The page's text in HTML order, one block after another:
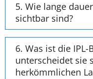
5. Wie lange
sichtbar sind?
6. Was ist die
unterscheidet sie
herkömmlichen